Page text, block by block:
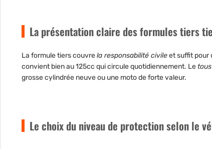
La présentation claire des formules tiers
La formule tiers couvrela responsabilité civileet suffit pour
convient bien au 125cc qui circule quotidiennement. Le
grosse cylindrée neuve ou une moto de forte valeur.
Le choix du niveau de protection selon le